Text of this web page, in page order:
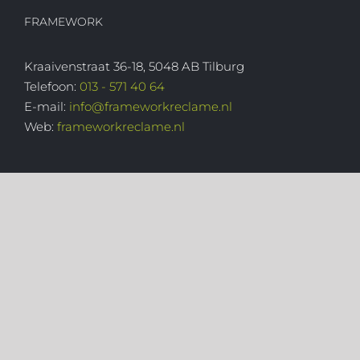
FRAMEWORK
Kraaivenstraat 36-18, 5048 AB Tilburg
Telefoon: 013 - 571 40 64
E-mail: info@frameworkreclame.nl
Web: frameworkreclame.nl